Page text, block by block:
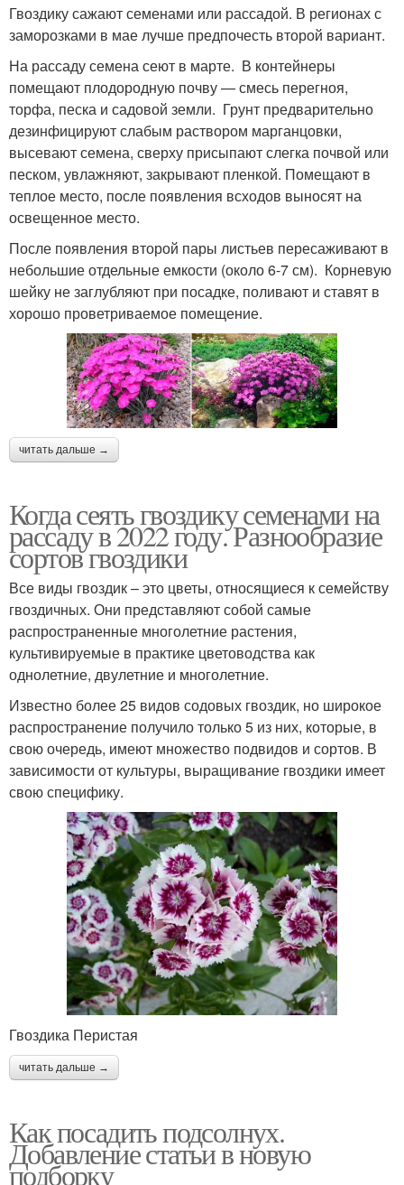
Гвоздику сажают семенами или рассадой. В регионах с
заморозками в мае лучше предпочесть второй вариант.
На рассаду семена сеют в марте. В контейнеры
помещают плодородную почву — смесь перегноя,
торфа, песка и садовой земли. Грунт предварительно
дезинфицируют слабым раствором марганцовки,
высевают семена, сверху присыпают слегка почвой или
песком, увлажняют, закрывают пленкой. Помещают в
теплое место, после появления всходов выносят на
освещенное место.
После появления второй пары листьев пересаживают в
небольшие отдельные емкости (около 6-7 см). Корневую
шейку не заглубляют при посадке, поливают и ставят в
хорошо проветриваемое помещение.
читать дальше →
Когда сеять гвоздику семенами на
рассаду в 2022 году. Разнообразие
сортов гвоздики
Все виды гвоздик – это цветы, относящиеся к семейству
гвоздичных. Они представляют собой самые
распространенные многолетние растения,
культивируемые в практике цветоводства как
однолетние, двулетние и многолетние.
Известно более 25 видов содовых гвоздик, но широкое
распространение получило только 5 из них, которые, в
свою очередь, имеют множество подвидов и сортов. В
зависимости от культуры, выращивание гвоздики имеет
свою специфику.
Гвоздика Перистая
читать дальше →
Как посадить подсолнух.
Добавление статьи в новую
подборку